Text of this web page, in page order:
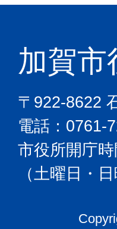
加賀市
〒922-8622
電話：0761-
市役所開庁
（土曜日・